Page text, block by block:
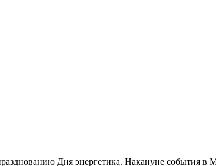
Дня энергетика. Накануне события в